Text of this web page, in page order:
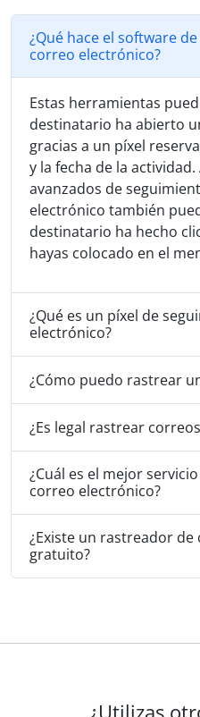
¿Qué hace el software
correo electrónico?
Estas herramientas
destinatario ha abierto
gracias a un píxel
y la fecha de la
avanzados de
electrónico también
destinatario ha hecho
hayas colocado en el
¿Qué es un píxel de
electrónico?
¿Cómo puedo rastrear
¿Es legal rastrear
¿Cuál es el mejor
correo electrónico?
¿Existe un rastreador
gratuito?